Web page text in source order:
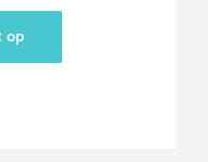
op